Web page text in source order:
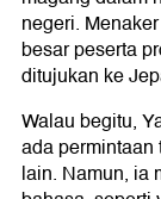
negeri.
besar peserta
ditujukan ke
Walau begitu,
ada
lain. Namun, ia